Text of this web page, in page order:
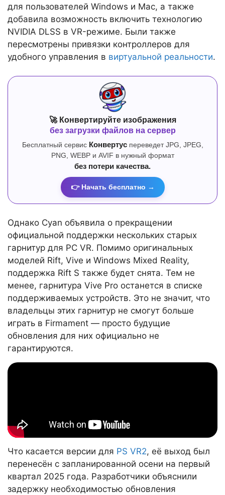
для пользователей Windows и Mac, а также
добавила возможность включить технологию
NVIDIA DLSS в VR-режиме. Были также
пересмотрены привязки контроллеров для
удобного управления в виртуальной реальности.
🚀 Конвертируйте изображения
без загрузки файлов на сервер
Бесплатный сервис Конвертуспереведет JPG, JPEG,
PNG, WEBP и AVIF в нужный формат
без потери качества.
👉 Начать бесплатно →
Однако Cyan объявила о прекращении
официальной поддержки нескольких старых
гарнитур для PC VR. Помимо оригинальных
моделей Rift, Vive и Windows Mixed Reality,
поддержка Rift S также будет снята. Тем не
менее, гарнитура Vive Pro останется в списке
поддерживаемых устройств. Это не значит, что
владельцы этих гарнитур не смогут больше
играть в Firmament — просто будущие
обновления для них официально не
гарантируются.
Что касается версии для PS VR2, её выход был
перенесён с запланированной осени на первый
квартал 2025 года. Разработчики объяснили
задержку необходимостью обновления